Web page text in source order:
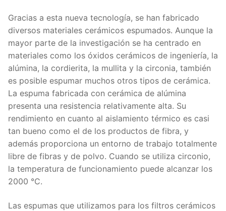
Gracias a esta nueva tecnología, se han fabricado
diversos materiales cerámicos espumados. Aunque la
mayor parte de la investigación se ha centrado en
materiales como los óxidos cerámicos de ingeniería, la
alúmina, la cordierita, la mullita y la circonia, también
es posible espumar muchos otros tipos de cerámica.
La espuma fabricada con cerámica de alúmina
presenta una resistencia relativamente alta. Su
rendimiento en cuanto al aislamiento térmico es casi
tan bueno como el de los productos de fibra, y
además proporciona un entorno de trabajo totalmente
libre de fibras y de polvo. Cuando se utiliza circonio,
la temperatura de funcionamiento puede alcanzar los
2000 °C.
Las espumas que utilizamos para los filtros cerámicos